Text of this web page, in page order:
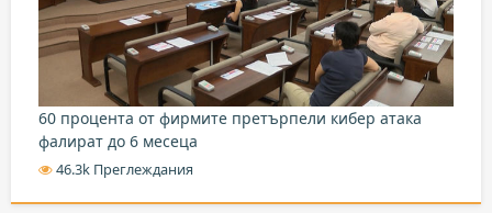
60 процента от фирмите претърпели кибер атака
фалират до 6 месеца
46.3k Преглеждания